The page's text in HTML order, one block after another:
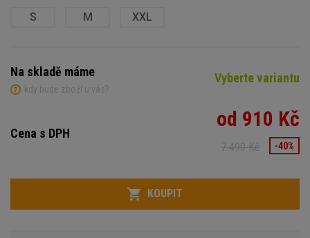
S M XXL
Na skladě máme
kdy bude zboží u vás?
Vyberte variantu
Cena s DPH
od 910 Kč
7 490 Kč -40%
Počet
Variant
KOUPIT